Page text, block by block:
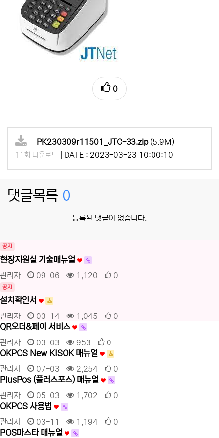
0
PK230309r11501_JTC-33.zip(5.9M)
11회 다운로드 DATE : 2023-03-23 10:00:10
댓글목록 0
등록된 댓글이 없습니다.
공지
현장지원실 기술매뉴얼
관리자 09-06 1,120 0
공지
설치확인서
관리자 03-14 1,045 0
QR오더&페이 서비스
관리자 03-03 953 0
OKPOS New KISOK 매뉴얼
관리자 07-03 2,254 0
PlusPos (플러스포스) 매뉴얼
관리자 05-03 1,702 0
OKPOS 사용법
관리자 03-11 1,194 0
POS마스타 매뉴얼